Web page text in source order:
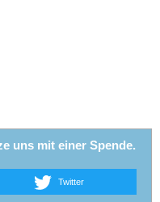
uns mit einer Spende.
Twitter